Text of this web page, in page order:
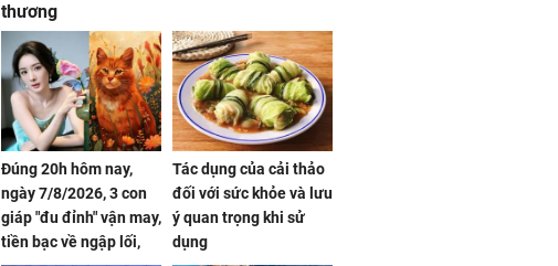
thương
Đúng 20h hôm nay,
ngày 7/8/2026, 3 con
giáp "đu đỉnh" vận may,
tiền bạc về ngập lối,
Tác dụng của cải thảo
đối với sức khỏe và lưu
ý quan trọng khi sử
dụng